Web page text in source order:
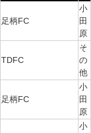
足柄FC
小
田
原
TDFC
そ
の
他
足柄FC
小
田
原
小